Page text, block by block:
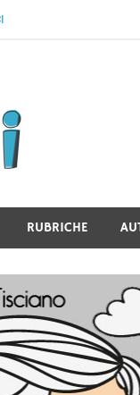
Il
RUBRICHE